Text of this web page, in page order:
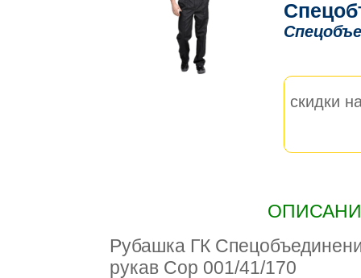
скидки
Рубашка ГК
рукав Сор 001/41/170